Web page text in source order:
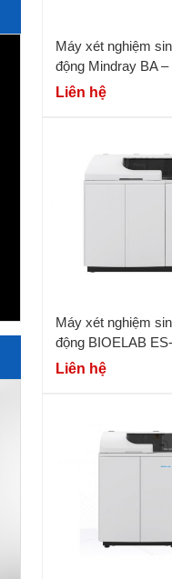
Máy xét nghiệm
động Mindray BA –
Liên hệ
Máy xét nghiệm
động BIOELAB
Liên hệ